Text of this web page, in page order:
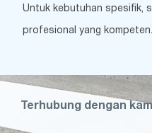
Untuk kebutuhan spesifik,
profesional yang kompeten.
Terhubung dengan